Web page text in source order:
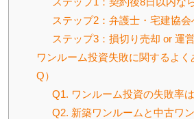
ステップ2：弁護士・宅建協会
ステップ3：損切り売却 or 運
ワンルーム投資失敗に関するよく
Q）
Q1. ワンルーム投資の失敗率
Q2. 新築ワンルームと中古ワ